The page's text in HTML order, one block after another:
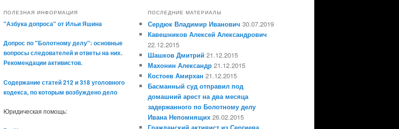
ПОЛЕЗНАЯ ИНФОРМАЦИЯ
"Азбука допроса" от Ильи Яшина
Допрос по "Болотному делу": основные
вопросы следователей и ответы на них.
Рекомендации активистов.
Содержание статей 212 и 318 уголовного
кодекса, по которым возбуждено дело
Юридическая помощь:
ПОСЛЕДНИЕ МАТЕРИАЛЫ
Сердюк Владимир Иванович 30.07.2019
Кавешников Алексей Александрович
22.12.2015
Шашков Дмитрий 21.12.2015
Махонин Александр 21.12.2015
Костоев Амирхан 21.12.2015
Басманный суд отправил под
домашний арест на два месяца
задержанного по Болотному делу
Ивана Непомнящих 26.02.2015